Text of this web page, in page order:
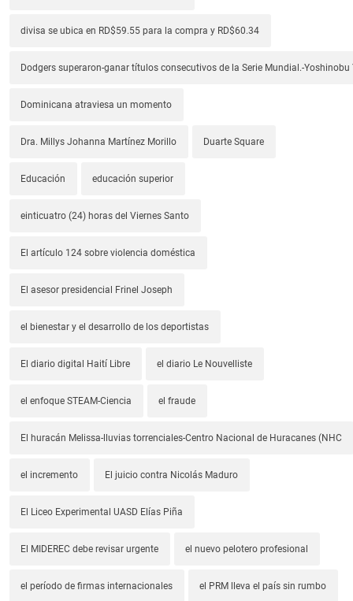
divisa se ubica en RD$59.55 para la compra y RD$60.34
Dodgers superaron-ganar títulos consecutivos de la Serie Mundial.-
Dominicana atraviesa un momento
Dra. Millys Johanna Martínez Morillo Duarte Square
Educación educación superior
einticuatro (24) horas del Viernes Santo
El artículo 124 sobre violencia doméstica
El asesor presidencial Frinel Joseph
el bienestar y el desarrollo de los deportistas
El diario digital Haití Libre el diario Le Nouvelliste
el enfoque STEAM-Ciencia el fraude
El huracán Melissa-lluvias torrenciales-Centro Nacional de Huracanes (NHC
el incremento El juicio contra Nicolás Maduro
El Liceo Experimental UASD Elías Piña
El MIDEREC debe revisar urgente el nuevo pelotero profesional
el período de firmas internacionales el PRM lleva el país sin rumbo